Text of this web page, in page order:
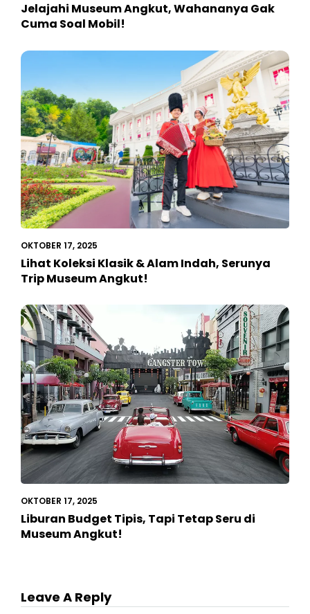
Jelajahi Museum Angkut, Wahananya Gak
Cuma Soal Mobil!
OKTOBER 17, 2025
Lihat Koleksi Klasik & Alam Indah, Serunya
Trip Museum Angkut!
OKTOBER 17, 2025
Liburan Budget Tipis, Tapi Tetap Seru di
Museum Angkut!
Leave A Reply